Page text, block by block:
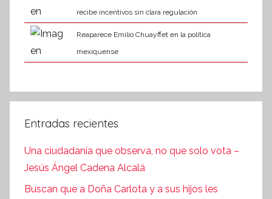
recibe incentivos sin clara regulación
Reaparece Emilio Chuayffet en la política
mexiquense
Entradas recientes
Una ciudadanía que observa, no que solo vota –
Jesús Ángel Cadena Alcalá
Buscan que a Doña Carlota y a sus hijos les